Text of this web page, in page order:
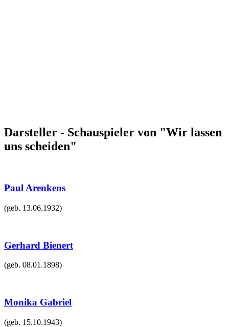
Darsteller - Schauspieler von "Wir lassen
uns scheiden"
Paul Arenkens
(geb. 13.06.1932)
Gerhard Bienert
(geb. 08.01.1898)
Monika Gabriel
(geb. 15.10.1943)